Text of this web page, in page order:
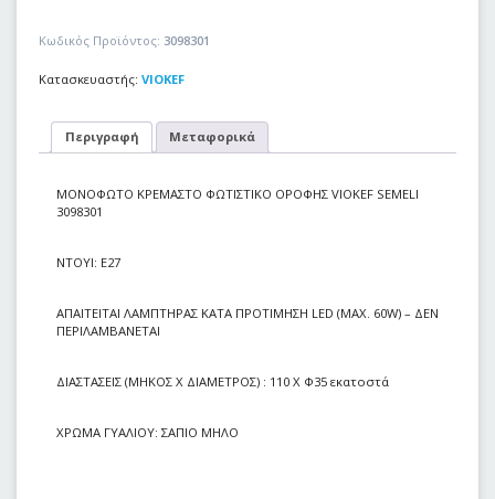
Κωδικός Προϊόντος: 3098301
Κατασκευαστής: VIOKEF
Περιγραφή Μεταφορικά
ΜΟΝΟΦΩΤΟ ΚΡΕΜΑΣΤΟ ΦΩΤΙΣΤΙΚΟ ΟΡΟΦΗΣ VIOKEF SEMELI
3098301
NTOYI: E27
ΑΠΑΙΤΕΙΤΑΙ ΛΑΜΠΤΗΡΑΣ ΚΑΤΑ ΠΡΟΤΙΜΗΣΗ LED (MAX. 60W) – ΔΕΝ
ΠΕΡΙΛΑΜΒΑΝΕΤΑΙ
ΔΙΑΣΤΑΣΕΙΣ (ΜΗΚΟΣ Χ ΔΙΑΜΕΤΡΟΣ) : 110 Χ Φ35 εκατοστά
ΧΡΩΜΑ ΓΥΑΛΙΟΥ: ΣΑΠΙΟ ΜΗΛΟ